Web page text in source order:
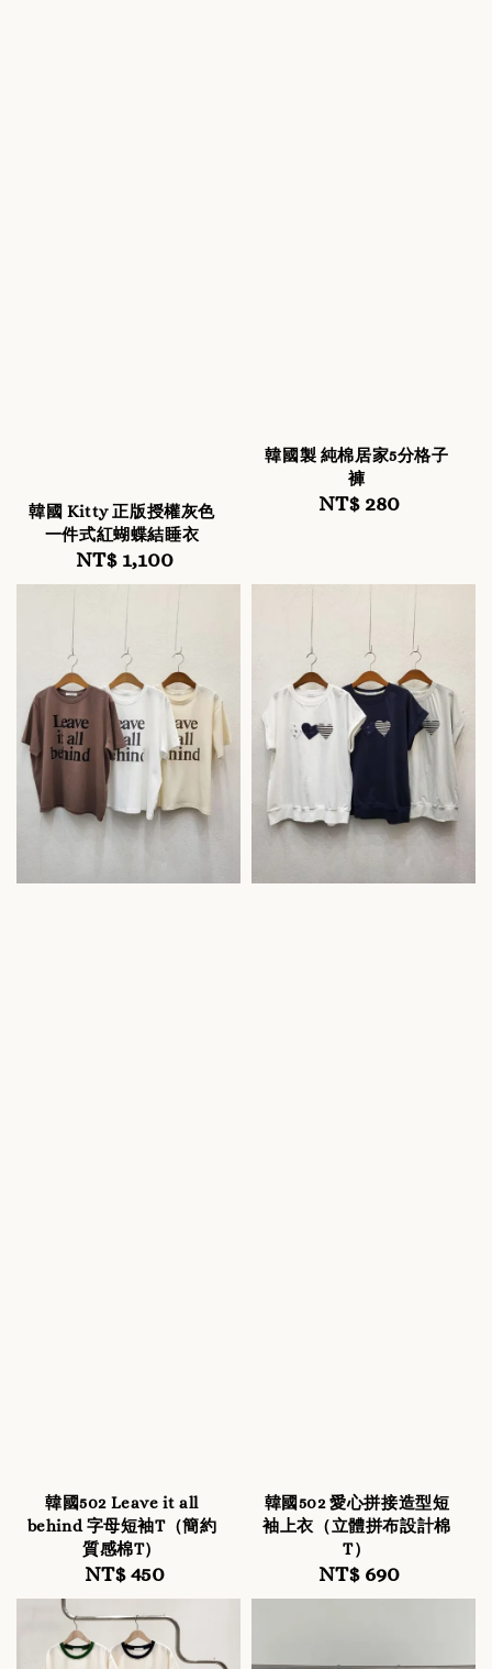
韓國 Kitty 正版授權灰色
一件式紅蝴蝶結睡衣
Regular
price
NT$ 1,100
韓國製 純棉居家5分格子
褲
Regular
NT$ 280
韓國502 Leave it all
behind 字母短袖T（簡約
質感棉T）
Regular
price
NT$ 450
韓國502 愛心拼接造型短
袖上衣（立體拼布設計棉
T）
Regular
price
NT$ 690